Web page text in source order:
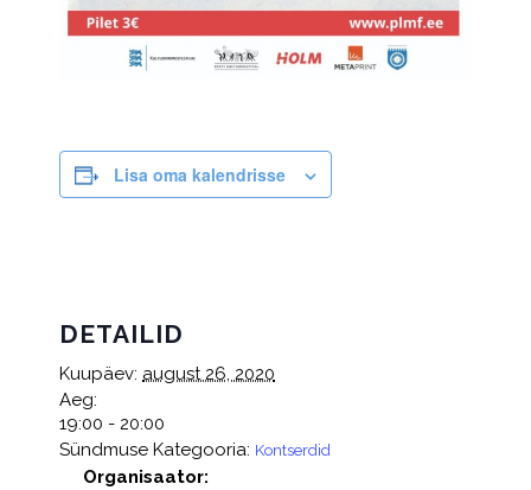
Lisa oma kalendrisse
DETAILID
Kuupäev: august 26, 2020
Aeg:
19:00 - 20:00
Sündmuse Kategooria: Kontserdid
Organisaator: